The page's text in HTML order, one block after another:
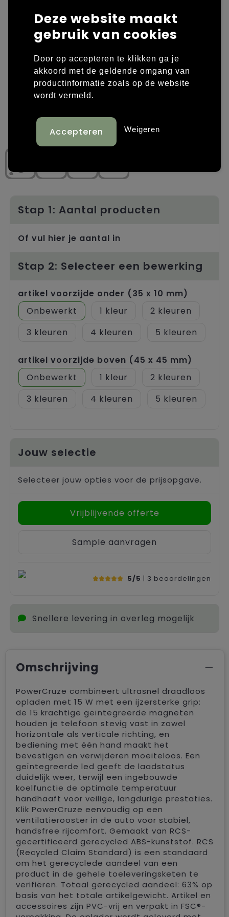
Laptop hoezen en tassen
Overige tassen
Papieren tassen
Promotietassen
Rugzakken
Tassen voor sport
Trolleys
Overige kleding
Polo's
Sweaters bedrukken
T-shirts bedrukken
Schoenen bedrukken
Stap 1: Aantal producten
Of vul hier je aantal in
Stap 2: Selecteer een bewerking
artikel voorzijde onder (35 x 10 mm)
Onbewerkt
1
2
3
4 5
artikel voorzijde boven (45 x 45 mm)
Onbewerkt
1
2
3
4 5
Jouw selectie
Selecteer jouw opties voor de prijsopgave.
Vrijblijvende offerte
Sample aanvragen
5/5 | 3 beoordelingen
Snellere levering in overleg mogelijk
Omschrijving
PowerCruze combineert ultrasnel draadloos
opladen met 15 W met een ijzersterke grip:
de 15 krachtige geïntegreerde magneten
houden je telefoon stevig vast in zowel
horizontale als verticale richting, en
bediening met één hand maakt het
bevestigen en verwijderen moeiteloos. Een
geïntegreerde led geeft de laadstatus
duidelijk weer, terwijl een ingebouwde
koelfunctie de optimale temperatuur
handhaaft voor veilige, langdurige prestaties.
Klik PowerCruze eenvoudig op een
ventilatierooster in de auto voor stabiel,
handsfree rijcomfort. Gemaakt van RCS-
gecertificeerd gerecycled ABS-kunststof. RCS
(Recycled Claim Standard) is een standaard
om het gerecyclede aandeel van een
product in de gehele toeleveringsketen te
verifiëren. Totaal gerecycled aandeel: 63% op
basis van het totale artikelgewicht. Artikel en
accessoires zijn PVC-vrij en verpakt in FSC®-
Deze website maakt
gebruik van cookies
Door op accepteren te klikken ga je
akkoord met de geldende omgang van
productinformatie zoals op de website
wordt vermeld.
Weigeren